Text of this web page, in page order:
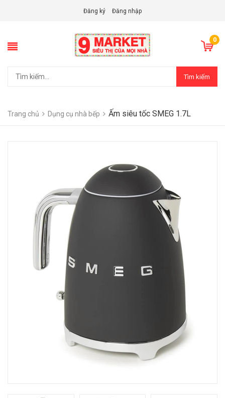
Đăng ký Đăng nhập
0
Tìm kiếm
Trang chủ Dụng cụ nhà bếp Ấm siêu tốc SMEG 1.7L